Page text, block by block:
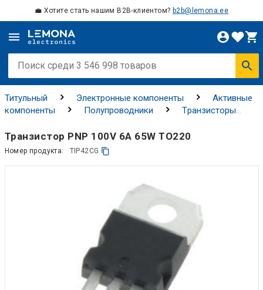
💼 Хотите стать нашим B2B-клиентом? b2b@lemona.ee
Титульный Электронные компоненты
Активные
компоненты
Полупроводники
Tранзисторы
Транзистор PNP 100V 6A 65W TO220
Номер продукта: TIP42CG